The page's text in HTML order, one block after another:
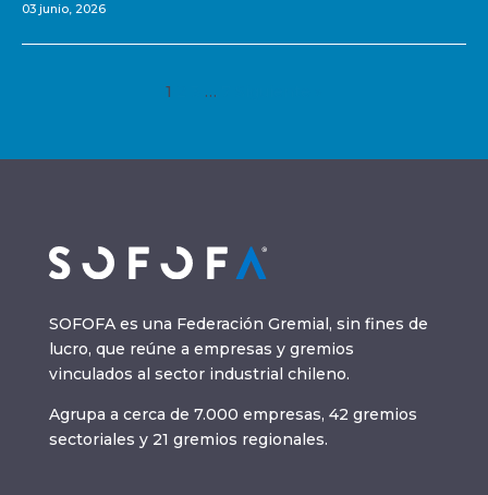
03 junio, 2026
1 …
SOFOFA es una Federación Gremial, sin fines de
lucro, que reúne a empresas y gremios
vinculados al sector industrial chileno.
Agrupa a cerca de 7.000 empresas, 42 gremios
sectoriales y 21 gremios regionales.